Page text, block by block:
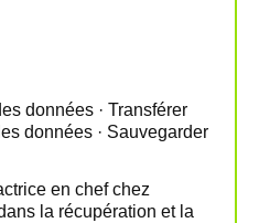
données · Transférer
données · Sauvegarder
en chef chez
la récupération et la